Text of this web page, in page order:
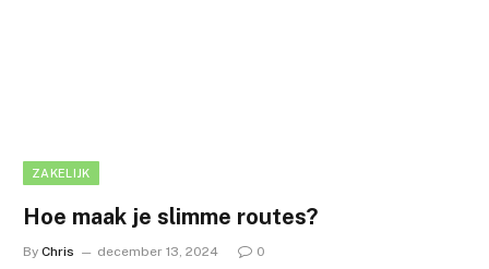
ZAKELIJK
Hoe maak je slimme routes?
By Chris december 13, 2024 0